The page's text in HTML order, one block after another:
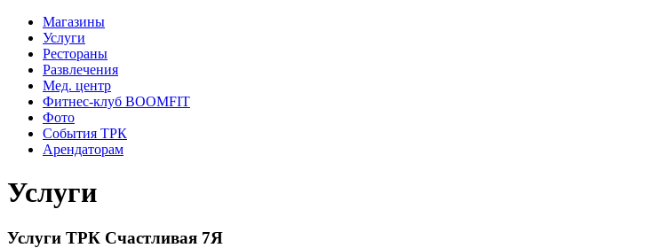
Магазины
Услуги
Рестораны
Развлечения
Мед. центр
Фитнес-клуб BOOMFIT
Фото
События ТРК
Арендаторам
Услуги
Услуги ТРК Счастливая 7Я